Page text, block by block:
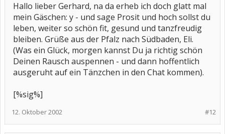
Hallo lieber Gerhard, na da erheb ich doch glatt mal
mein Gäschen: y - und sage Prosit und hoch sollst du
leben, weiter so schön fit, gesund und tanzfreudig
bleiben. Grüße aus der Pfalz nach Südbaden, Eli.
(Was ein Glück, morgen kannst Du ja richtig schön
Deinen Rausch auspennen - und dann hoffentlich
ausgeruht auf ein Tänzchen in den Chat kommen).
[%sig%]
#12
12. Oktober 2002